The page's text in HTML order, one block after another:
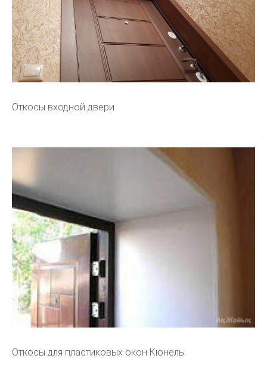
Откосы входной двери
Откосы для пластиковых окон Кюнель